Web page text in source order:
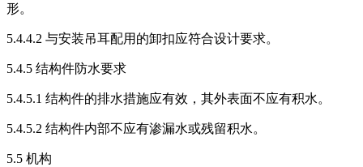
形。
5.4.4.2 与安装吊耳配用的卸扣应符合设计要求。
5.4.5 结构件防水要求
5.4.5.1 结构件的排水措施应有效，其外表面不应有积水。
5.4.5.2 结构件内部不应有渗漏水或残留积水。
5.5 机构